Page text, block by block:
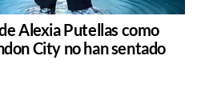
Alexia Putellas como
City no han sentado